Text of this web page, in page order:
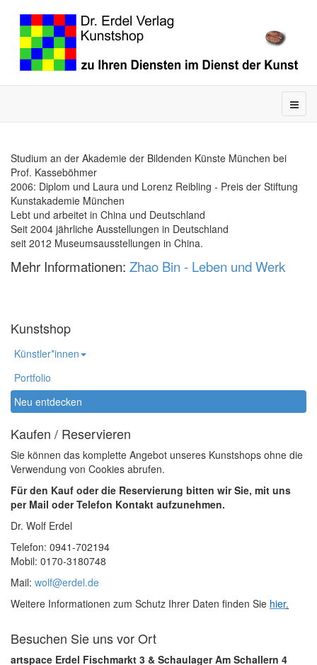
Studium an der Akademie der Bildenden Künste München bei
Prof. Kasseböhmer
2006: Diplom und Laura und Lorenz Reibling - Preis der Stiftung
Kunstakademie München
Lebt und arbeitet in China und Deutschland
Seit 2004 jährliche Ausstellungen in Deutschland
seit 2012 Museumsausstellungen in China.
Mehr Informationen: Zhao Bin - Leben und Werk
Kunstshop
Künstler*innen
Portfolio
Neu entdecken
Kaufen / Reservieren
Sie können das komplette Angebot unseres Kunstshops ohne die
Verwendung von Cookies abrufen.
Für den Kauf oder die Reservierung bitten wir Sie, mit uns
per Mail oder Telefon Kontakt aufzunehmen.
Dr. Wolf Erdel
Telefon: 0941-702194
Mobil: 0170-3180748
Mail: wolf@erdel.de
Weitere Informationen zum Schutz Ihrer Daten finden Sie hier.
Besuchen Sie uns vor Ort
artspace Erdel Fischmarkt 3 & Schaulager Am Schallern 4